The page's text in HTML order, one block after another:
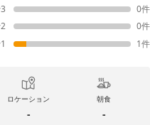
3
0件
2
0件
1
1件
ロケーション
-
朝食
-